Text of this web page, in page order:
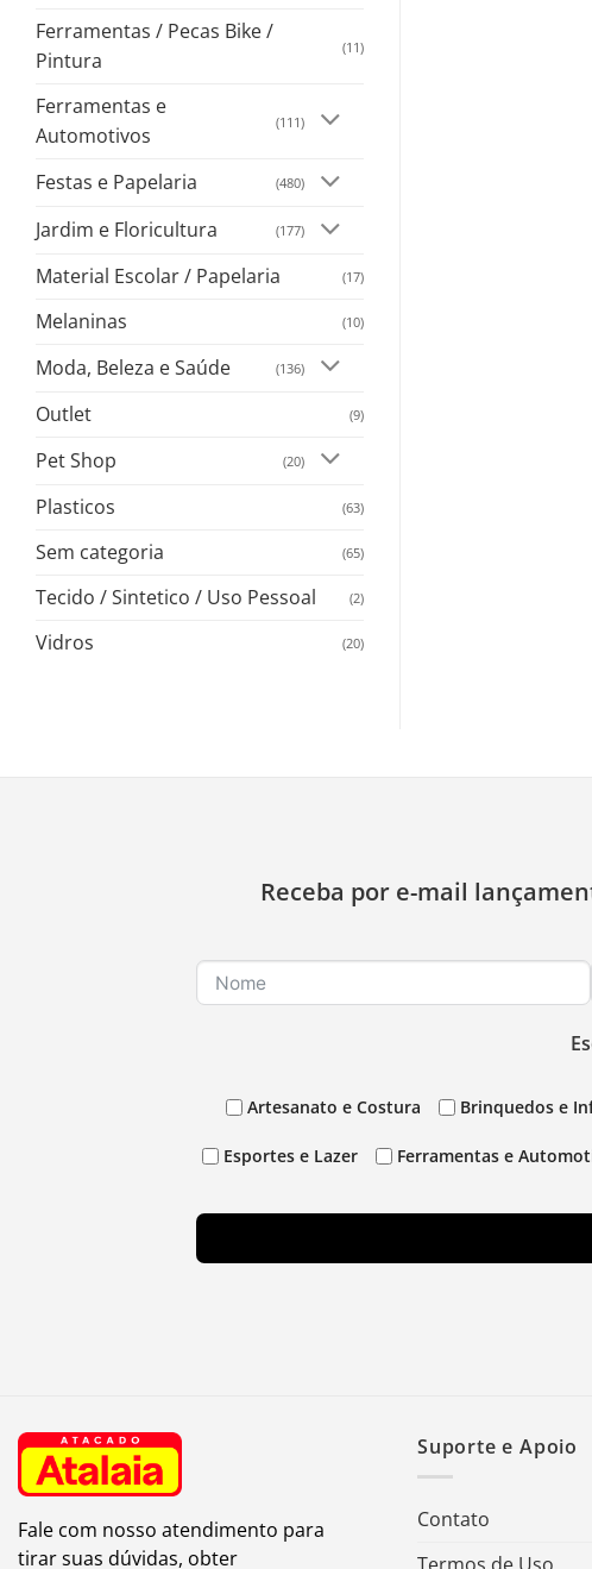
Ferramentas / Pecas Bike /
Pintura
(11)
Ferramentas e
Automotivos
(111)
Festas e Papelaria (480)
Jardim e Floricultura (177)
Material Escolar / Papelaria (17)
Melaninas (10)
Moda, Beleza e Saúde (136)
Outlet (9)
Pet Shop (20)
Plasticos (63)
Sem categoria (65)
Tecido / Sintetico / Uso Pessoal (2)
Vidros (20)
Receba por e-mail
Artesanato e Costura Brinquedos e
Esportes e Lazer Ferramentas e
Fale com nosso atendimento para
tirar suas dúvidas, obter
Suporte e Apoio
Contato